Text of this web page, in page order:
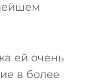
ей очень
в более